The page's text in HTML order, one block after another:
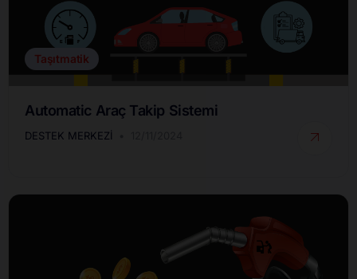
Taşıtmatik
Automatic Araç Takip Sistemi
DESTEK MERKEZI